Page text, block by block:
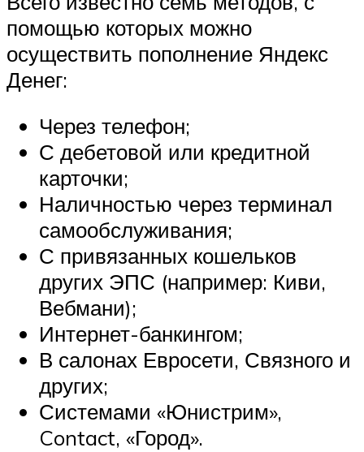
помощью которых можно
осуществить пополнение Яндекс
Денег:
Через телефон;
С дебетовой или кредитной
карточки;
Наличностью через терминал
самообслуживания;
С привязанных кошельков
других ЭПС (например: Киви,
Вебмани);
Интернет-банкингом;
В салонах Евросети, Связного и
других;
Системами «Юнистрим»,
Contact, «Город».